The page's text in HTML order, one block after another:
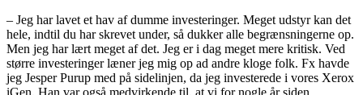
– Jeg har lavet et hav af dumme investeringer. Meget udstyr kan det
hele, indtil du har skrevet under, så dukker alle begrænsningerne op.
Men jeg har lært meget af det. Jeg er i dag meget mere kritisk. Ved
større investeringer læner jeg mig op ad andre kloge folk. Fx havde
jeg Jesper Purup med på sidelinjen, da jeg investerede i vores Xerox
iGen. Han var også medvirkende til, at vi for nogle år siden